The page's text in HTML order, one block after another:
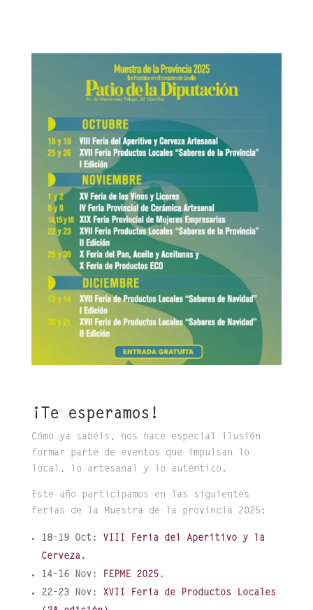
¡Te esperamos!
Cómo ya sabéis, nos hace especial ilusión
formar parte de eventos que impulsan lo
local, lo artesanal y lo auténtico.
Este año participamos en las siguientes
ferias de la Muestra de la provincia 2025:
18-19 Oct:
VIII Feria del Aperitivo y la
Cerveza.
14-16 Nov:
FEPME 2025.
22-23 Nov: XVII Feria de Productos Locales